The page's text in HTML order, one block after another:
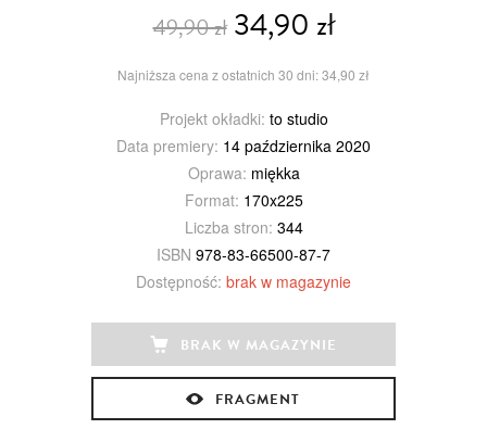
49,90 zł34,90 zł
Najniższa cena z ostatnich 30 dni: 34,90 zł
Projekt okładki: to studio
Data premiery: 14 października 2020
Oprawa: miękka
Format: 170x225
Liczba stron: 344
ISBN 978-83-66500-87-7
Dostępność: brak w magazynie
BRAK W MAGAZYNIE
FRAGMENT